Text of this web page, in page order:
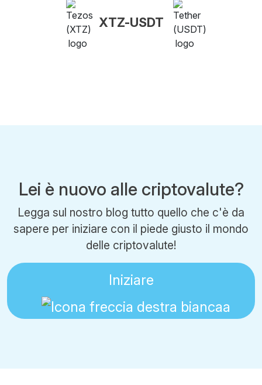
XTZ-USDT
Lei è nuovo alle criptovalute?
Legga sul nostro blog tutto quello che c'è da
sapere per iniziare con il piede giusto il mondo
delle criptovalute!
Iniziare